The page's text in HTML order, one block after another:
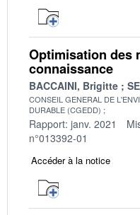
Optimisation des
connaissance
BACCAINI, Brigitte
CONSEIL GENERAL DE
DURABLE (CGEDD)
Rapport: janv. 2021
n°013392-01
Accéder à la notice